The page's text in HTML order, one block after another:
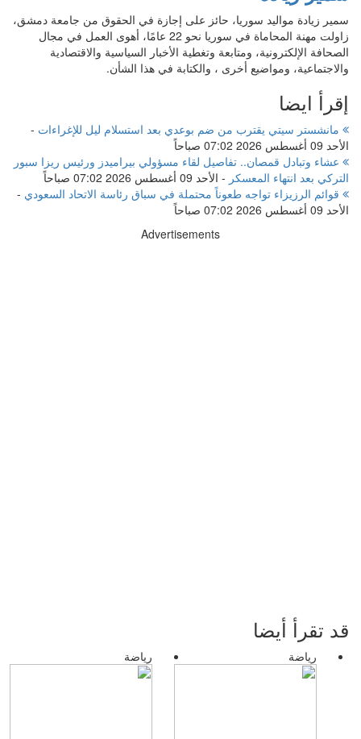
سمير زيادة مواليد سوريا، حائز على إجازة في الحقوق من جامعة دمشق،
زاولت مهنة المحاماة في سوريا نحو 22 عامًا، أهوى العمل في مجال
الصحافة الإلكترونية، ومتابعة وتغطية الأخبار السياسية والاقتصادية
والاجتماعية، ومواضيع أخرى ، والكتابة في هذا الشأن.
إقرأ ايضا
مانشستر سيتي يقترب من ضم بوعدي بعد استسلام ليل للإغراءات -
الأحد 09 أغسطس 2026 07:02 صباحاً
عشاء وتبادل قمصان.. تفاصيل لقاء مسؤولي بيراميدز ورئيس ريزا سبور
التركي بعد انتهاء المعسكر - الأحد 09 أغسطس 2026 07:02 صباحاً
قوائم الرزيزاء تواجه طعوناً محتملة في سباق رئاسة الاتحاد السعودي -
الأحد 09 أغسطس 2026 07:02 صباحاً
Advertisements
قد تقرأ أيضا
رياضة رياضة